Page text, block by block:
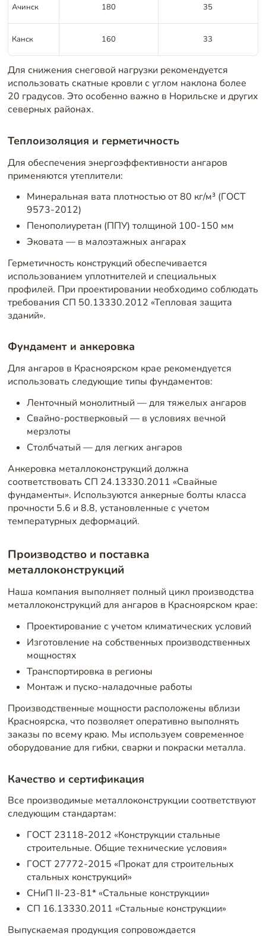
Ачинск 180 35
Канск 160 33
Для снижения снеговой нагрузки рекомендуется
использовать скатные кровли с углом наклона более
20 градусов. Это особенно важно в Норильске и других
северных районах.
Теплоизоляция и герметичность
Для обеспечения энергоэффективности ангаров
применяются утеплители:
Минеральная вата плотностью от 80 кг/м³ (ГОСТ
9573-2012)
Пенополиуретан (ППУ) толщиной 100-150 мм
Эковата — в малоэтажных ангарах
Герметичность конструкций обеспечивается
использованием уплотнителей и специальных
профилей. При проектировании необходимо соблюдать
требования СП 50.13330.2012 «Тепловая защита
зданий».
Фундамент и анкеровка
Для ангаров в Красноярском крае рекомендуется
использовать следующие типы фундаментов:
Ленточный монолитный — для тяжелых ангаров
Свайно-ростверковый — в условиях вечной
мерзлоты
Столбчатый — для легких ангаров
Анкеровка металлоконструкций должна
соответствовать СП 24.13330.2011 «Свайные
фундаменты». Используются анкерные болты класса
прочности 5.6 и 8.8, установленные с учетом
температурных деформаций.
Производство и поставка
металлоконструкций
Наша компания выполняет полный цикл производства
металлоконструкций для ангаров в Красноярском крае:
Проектирование с учетом климатических условий
Изготовление на собственных производственных
мощностях
Транспортировка в регионы
Монтаж и пуско-наладочные работы
Производственные мощности расположены вблизи
Красноярска, что позволяет оперативно выполнять
заказы по всему краю. Мы используем современное
оборудование для гибки, сварки и покраски металла.
Качество и сертификация
Все производимые металлоконструкции соответствуют
следующим стандартам:
ГОСТ 23118-2012 «Конструкции стальные
строительные. Общие технические условия»
ГОСТ 27772-2015 «Прокат для строительных
стальных конструкций»
СНиП II-23-81* «Стальные конструкции»
СП 16.13330.2011 «Стальные конструкции»
Выпускаемая продукция сопровождается